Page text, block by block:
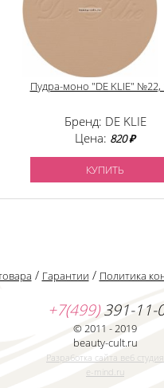
Пудра-моно "DE KLIE" №22,
Бренд: DE KLIE
Цена: 820 ₽
КУПИТЬ
/ Гарантии / Политика
+7(499)391-11-
© 2011 - 2019
beauty-cult.ru
Разработка сайта веб студия
e-mind.ru